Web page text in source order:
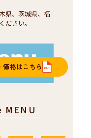
県、茨城県、福
さい。
価格はこちら